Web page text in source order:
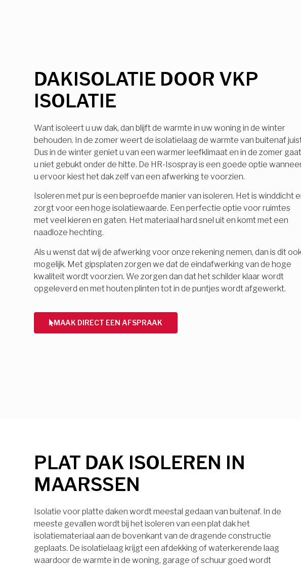
DAKISOLATIE DOOR VKP
ISOLATIE
Want isoleert u uw dak, dan blijft de warmte in uw woning in de winter
behouden. In de zomer weert de isolatielaag de warmte van buitenaf
Dus in de winter geniet u van een warmer leefklimaat en in de zomer gaat
u niet gebukt onder de hitte. De HR-Isospray is een goede optie
u ervoor kiest het dak zelf van een afwerking te voorzien.
Isoleren met pur is een beproefde manier van isoleren. Het is winddicht
zorgt voor een hoge isolatiewaarde. Een perfectie optie voor ruimtes
met veel kieren en gaten. Het materiaal hard snel uit en komt met een
naadloze hechting.
Als u wenst dat wij de afwerking voor onze rekening nemen, dan is dit
mogelijk. Met gipsplaten zorgen we dat de eindafwerking van de hoge
kwaliteit wordt voorzien. We zorgen dan dat het schilder klaar wordt
opgeleverd en met houten plinten tot in de puntjes wordt afgewerkt.
MAAK DIRECT EEN AFSPRAAK
PLAT DAK ISOLEREN IN
MAARSSEN
Isolatie voor platte daken wordt meestal gedaan van buitenaf. In de
meeste gevallen wordt bij het isoleren van een plat dak het
isolatiemateriaal aan de bovenkant van de dragende constructie
geplaats. De isolatielaag krijgt een afdekking of waterkerende laag
waardoor de warmte in de woning, garage of schuur goed wordt